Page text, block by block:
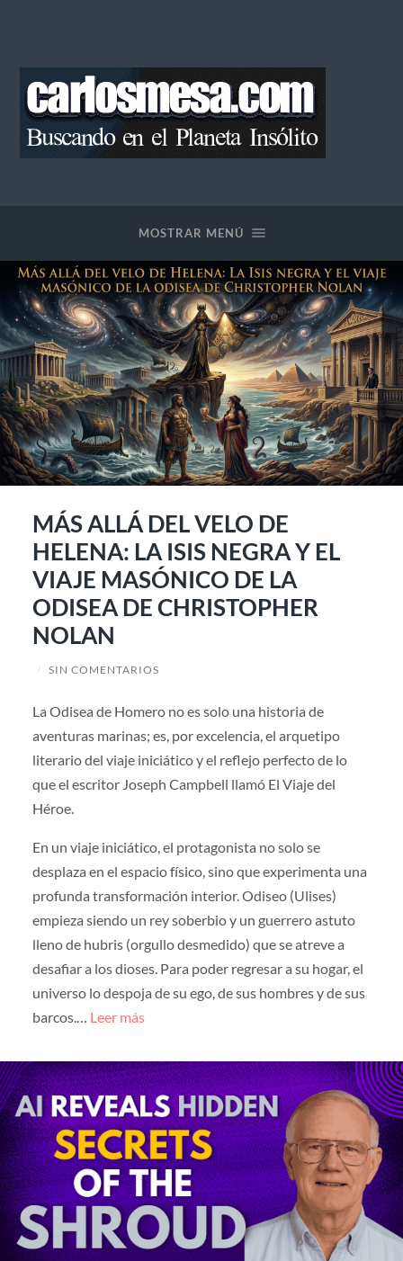
MOSTRAR MENÚ
MÁS ALLÁ DEL VELO DE
HELENA: LA ISIS NEGRA Y EL
VIAJE MASÓNICO DE LA
ODISEA DE CHRISTOPHER
NOLAN
/ SIN COMENTARIOS
La Odisea de Homero no es solo una historia de
aventuras marinas; es, por excelencia, el arquetipo
literario del viaje iniciático y el reflejo perfecto de lo
que el escritor Joseph Campbell llamó El Viaje del
Héroe.
En un viaje iniciático, el protagonista no solo se
desplaza en el espacio físico, sino que experimenta una
profunda transformación interior. Odiseo (Ulises)
empieza siendo un rey soberbio y un guerrero astuto
lleno de hubris (orgullo desmedido) que se atreve a
desafiar a los dioses. Para poder regresar a su hogar, el
universo lo despoja de su ego, de sus hombres y de sus
barcos.… Leer más